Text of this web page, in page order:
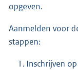
opgeven.
Aanmelden voor
stappen:
Inschrijven